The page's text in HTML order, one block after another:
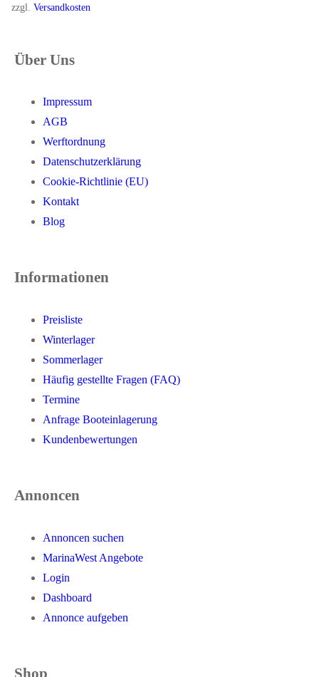
zzgl. Versandkosten
Über Uns
Impressum
AGB
Werftordnung
Datenschutzerklärung
Cookie-Richtlinie (EU)
Kontakt
Blog
Informationen
Preisliste
Winterlager
Sommerlager
Häufig gestellte Fragen (FAQ)
Termine
Anfrage Booteinlagerung
Kundenbewertungen
Annoncen
Annoncen suchen
MarinaWest Angebote
Login
Dashboard
Annonce aufgeben
Shop